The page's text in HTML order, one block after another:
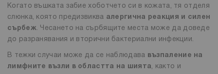
Когато въшката забие хоботчето си в кожата, тя отделя
слюнка, която предизвиква алергична реакция и силен
сърбеж. Чесането на сърбящите места може да доведе
до разранявания и вторични бактериални инфекции.
В тежки случаи може да се наблюдава
възпаление на
лимфните възли в областта на шията, както и